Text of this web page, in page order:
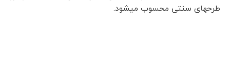
طرحهای سنتی محسوب میشود.